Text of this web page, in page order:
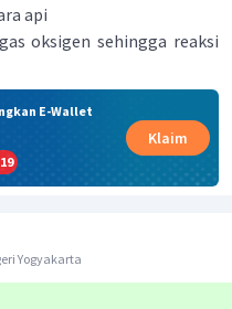
api
oksigen sehingga reaksi
E-Wallet
19
Klaim
Yogyakarta